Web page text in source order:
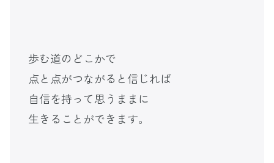
歩む道のどこかで
点と点がつながると信じれば
自信を持って思うままに
生きることができます。